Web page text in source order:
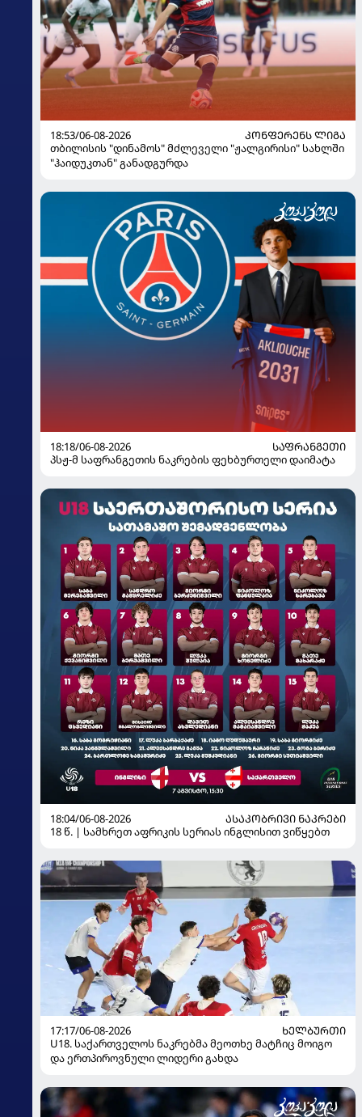
18:53/06-08-2026
ᲙᲝᲜᲤᲔᲠᲔᲜᲡ ᲚᲘᲒᲐ
თბილისის "დინამოს" მძლეველი "ჟალგირისი" სახლში
"ჰაიდუკთან" განადგურდა
18:18/06-08-2026
ᲡᲐᲤᲠᲐᲜᲒᲔᲗᲘ
პსჟ-მ საფრანგეთის ნაკრების ფეხბურთელი დაიმატა
18:04/06-08-2026
ᲐᲡᲐᲙᲝᲑᲠᲘᲕᲘ ᲜᲐᲙᲠᲔᲑᲘ
18 წ. | სამხრეთ აფრიკის სერიას ინგლისით ვიწყებთ
17:17/06-08-2026
ᲮᲔᲚᲑᲣᲠᲗᲘ
U18. საქართველოს ნაკრებმა მეოთხე მატჩიც მოიგო
და ერთპიროვნული ლიდერი გახდა